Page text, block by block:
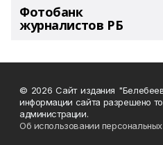
Фотобанк
журналистов РБ
© 2026 Сайт издания
информации сайта разрешено
администрации.
Об использовании